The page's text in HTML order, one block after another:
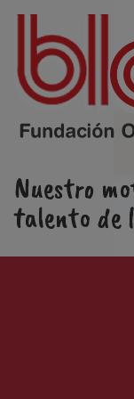
Pasar al contenido
Nuestro
talento de